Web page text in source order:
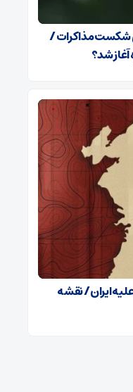
پی شکست مذاکرات /
شد؟
ایران / نقشه